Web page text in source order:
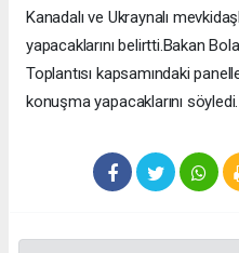
Kanadalı ve Ukraynalı
yapacaklarını belirtti.Bakan
Toplantısı kapsamındaki
konuşma yapacaklarını söyledi.